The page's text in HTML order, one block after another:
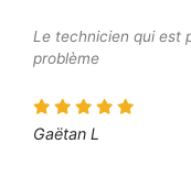
Le technicien qui est
problème
Gaëtan L